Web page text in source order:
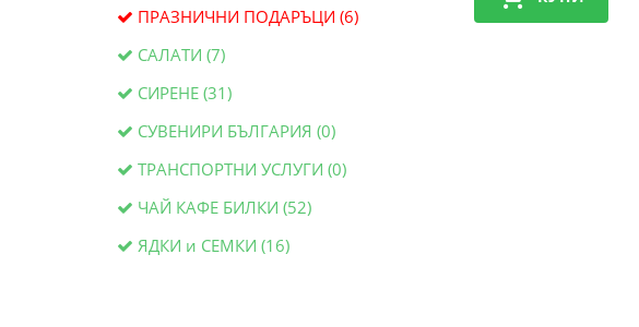
ПРАЗНИЧНИ ПОДАРЪЦИ (6)
САЛАТИ (7)
СИРЕНЕ (31)
СУВЕНИРИ БЪЛГАРИЯ (0)
ТРАНСПОРТНИ УСЛУГИ (0)
ЧАЙ КАФЕ БИЛКИ (52)
ЯДКИ и СЕМКИ (16)